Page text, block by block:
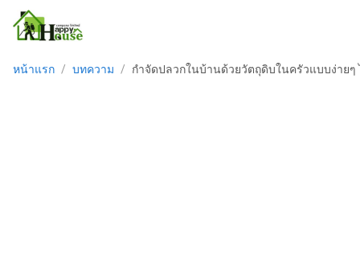
หน้าแรก / บทความ / กำจัดปลวกในบ้านด้วยวัตถุดิบในครัวแบบง่ายๆ